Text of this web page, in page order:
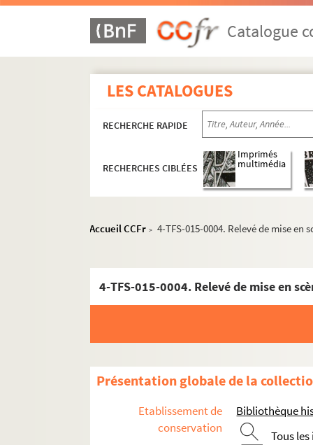
Catalogue
LES CATALOGUES
RECHERCHE RAPIDE
RECHERCHES CIBLÉES
Imprimés
multimédia
Accueil CCFr > 4-TFS-015-0004. Relevé de mise en
4-TFS-015-0004. Relevé de mise en
Présentation globale de la
Etablissement de
conservation
Bibliothèque
Tous
Administration
Programmation
Affiches